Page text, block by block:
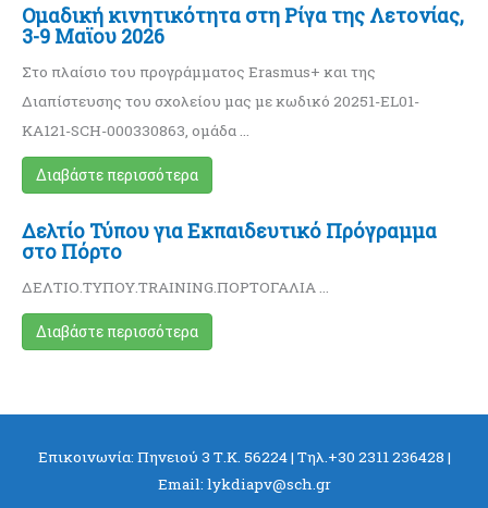
Ομαδική κινητικότητα στη Ρίγα της Λετονίας,
3-9 Μαϊου 2026
Στο πλαίσιο του προγράμματος Erasmus+ και της
Διαπίστευσης του σχολείου μας με κωδικό 20251-EL01-
KA121-SCH-000330863, ομάδα …
Διαβάστε περισσότερα
Δελτίο Τύπου για Εκπαιδευτικό Πρόγραμμα
στο Πόρτο
ΔΕΛΤΙΟ.ΤΥΠΟΥ.TRAINING.ΠΟΡΤΟΓΑΛΙΑ …
Διαβάστε περισσότερα
Επικοινωνία: Πηνειού 3 Τ.Κ. 56224 | Τηλ.+30 2311 236428 |
Email: lykdiapv@sch.gr